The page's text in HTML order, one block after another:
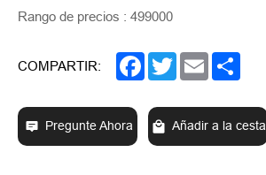
Rango de precios : 499000
COMPARTIR: Facebook
TwitterEmail
Pregunte Ahora Añadir a la cesta